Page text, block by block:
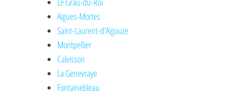
Aigues-Mortes
Saint-Laurent-d'Aigouze
Montpellier
Calvisson
La Genevraye
Fontainebleau